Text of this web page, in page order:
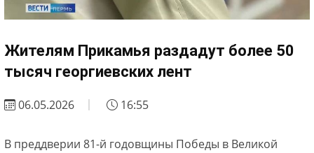
Жителям Прикамья раздадут более 50
тысяч георгиевских лент
06.05.2026 16:55
В преддверии 81-й годовщины Победы в Великой